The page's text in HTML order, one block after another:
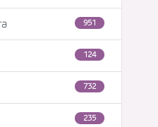
951
124
732
235